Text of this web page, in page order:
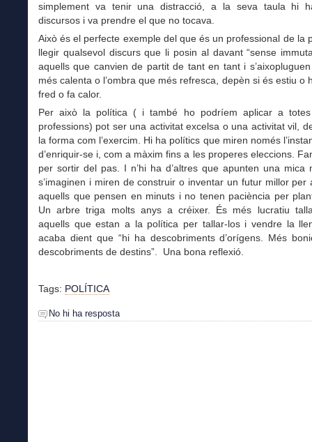
simplement va tenir una distracció, a la seva taula hi
discursos i va prendre el que no tocava.
Això és el perfecte exemple del que és un professional de la
llegir qualsevol discurs que li posin al davant “sense
aquells que canvien de partit de tant en tant i
més calenta o l’ombra que més refresca, depèn si és estiu o
fred o fa calor.
Per això la política ( i també ho podríem aplicar a
professions) pot ser una activitat excelsa o una activitat vil,
la forma com l’exercim. Hi ha polítics que miren només
d’enriquir-se i, com a màxim fins a les properes eleccions.
per sortir del pas. I n’hi ha d’altres que apunten una mica
s’imaginen i miren de construir o inventar un futur millor per
aquells que pensen en minuts i no tenen paciència per
Un arbre triga molts anys a créixer. És més lucratiu
aquells que estan a la política per tallar-los i vendre la
acaba dient que “hi ha descobriments d’orígens. Més
descobriments de destins”. Una bona reflexió.
Tags: POLÍTICA
No hi ha resposta